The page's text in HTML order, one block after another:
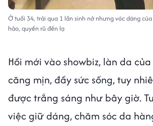
Ở tuổi 34, trải qua 1 lần sinh nở nhưng vóc dáng
hảo, quyến rũ đến lạ
Hồi mới vào showbiz, làn da
căng mịn, đầy sức sống, tuy
được trắng sáng như bây giờ.
việc giữ dáng, chăm sóc da